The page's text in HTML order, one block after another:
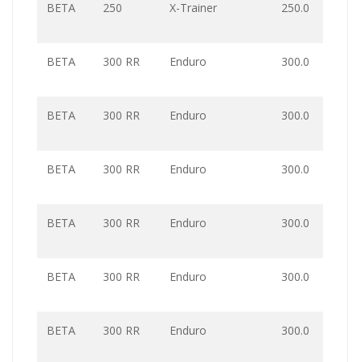
BETA 250 X-Trainer 250.0
BETA 300 RR Enduro 300.0
BETA 300 RR Enduro 300.0
BETA 300 RR Enduro 300.0
BETA 300 RR Enduro 300.0
BETA 300 RR Enduro 300.0
BETA 300 RR Enduro 300.0